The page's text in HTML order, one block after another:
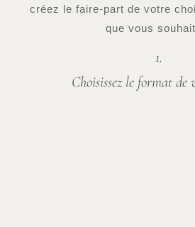
créez le faire-part de votre
que vous
1.
Choisissez le format de